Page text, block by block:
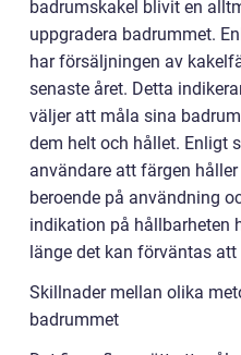
badrumskakel blivit en
uppgradera badrummet.
har försäljningen av
senaste året. Detta
väljer att måla sina
dem helt och hållet. Enligt
användare att färgen
beroende på användning
indikation på hållbarheten
länge det kan förväntas att
Skillnader mellan olika
badrummet